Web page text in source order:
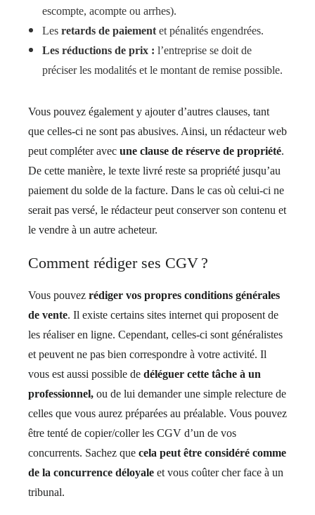
escompte, acompte ou arrhes).
Les retards de paiement et pénalités engendrées.
Les réductions de prix : l’entreprise se doit de
préciser les modalités et le montant de remise possible.
Vous pouvez également y ajouter d’autres clauses, tant
que celles-ci ne sont pas abusives. Ainsi, un rédacteur web
peut compléter avec une clause de réserve de propriété.
De cette manière, le texte livré reste sa propriété jusqu’au
paiement du solde de la facture. Dans le cas où celui-ci ne
serait pas versé, le rédacteur peut conserver son contenu et
le vendre à un autre acheteur.
Comment rédiger ses CGV ?
Vous pouvez rédiger vos propres conditions générales
de vente. Il existe certains sites internet qui proposent de
les réaliser en ligne. Cependant, celles-ci sont généralistes
et peuvent ne pas bien correspondre à votre activité. Il
vous est aussi possible de déléguer cette tâche à un
professionnel, ou de lui demander une simple relecture de
celles que vous aurez préparées au préalable. Vous pouvez
être tenté de copier/coller les CGV d’un de vos
concurrents. Sachez que cela peut être considéré comme
de la concurrence déloyale et vous coûter cher face à un
tribunal.